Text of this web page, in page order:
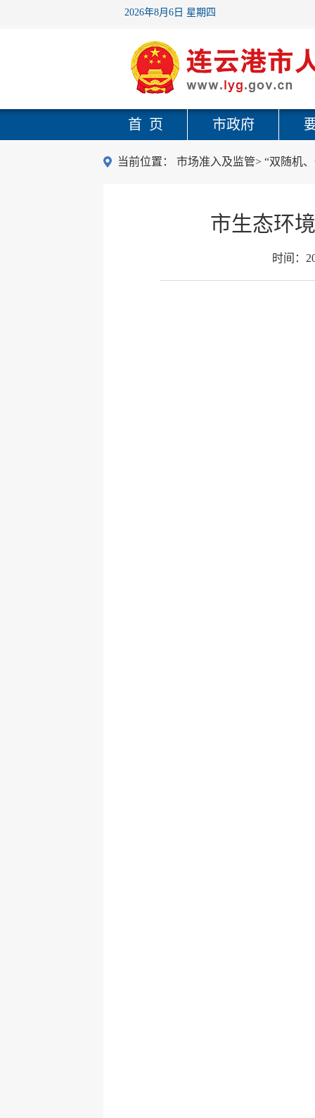
2026年8月6日 星期四
首 页 市政府
当前位置： 市场准入及监管> “双随机
市生态环
时间：